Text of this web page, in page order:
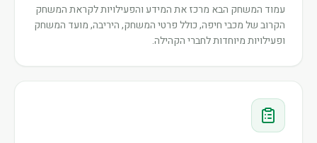
עמוד המשחק הבא מרכז את המידע והפעילויות לקראת המשחק
הקרוב של מכבי חיפה, כולל פרטי המשחק, היריבה, מועד המשחק
ופעילויות מיוחדות לחברי הקהילה.